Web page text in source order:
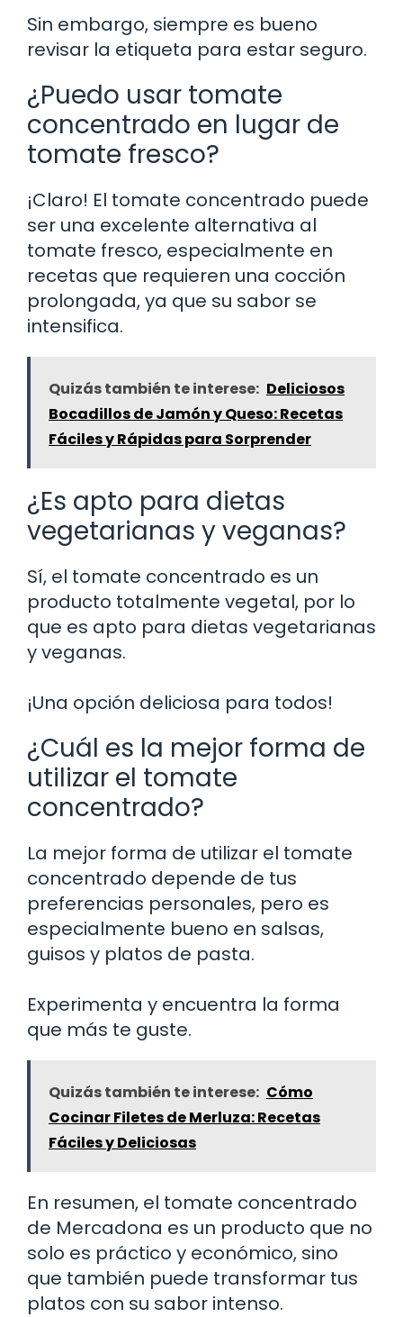
Sin embargo, siempre es bueno
revisar la etiqueta para estar seguro.
¿Puedo usar tomate
concentrado en lugar de
tomate fresco?
¡Claro! El tomate concentrado puede
ser una excelente alternativa al
tomate fresco, especialmente en
recetas que requieren una cocción
prolongada, ya que su sabor se
intensifica.
Quizás también te interese: Deliciosos
Bocadillos de Jamón y Queso: Recetas
Fáciles y Rápidas para Sorprender
¿Es apto para dietas
vegetarianas y veganas?
Sí, el tomate concentrado es un
producto totalmente vegetal, por lo
que es apto para dietas vegetarianas
y veganas.
¡Una opción deliciosa para todos!
¿Cuál es la mejor forma de
utilizar el tomate
concentrado?
La mejor forma de utilizar el tomate
concentrado depende de tus
preferencias personales, pero es
especialmente bueno en salsas,
guisos y platos de pasta.
Experimenta y encuentra la forma
que más te guste.
Quizás también te interese: Cómo
Cocinar Filetes de Merluza: Recetas
Fáciles y Deliciosas
En resumen, el tomate concentrado
de Mercadona es un producto que no
solo es práctico y económico, sino
que también puede transformar tus
platos con su sabor intenso.